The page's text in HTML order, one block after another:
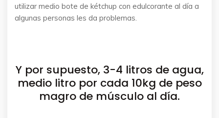
utilizar medio bote de kétchup con edulcorante al día a
algunas personas les da problemas.
Y por supuesto, 3-4 litros de agua,
medio litro por cada 10kg de peso
magro de músculo al día.